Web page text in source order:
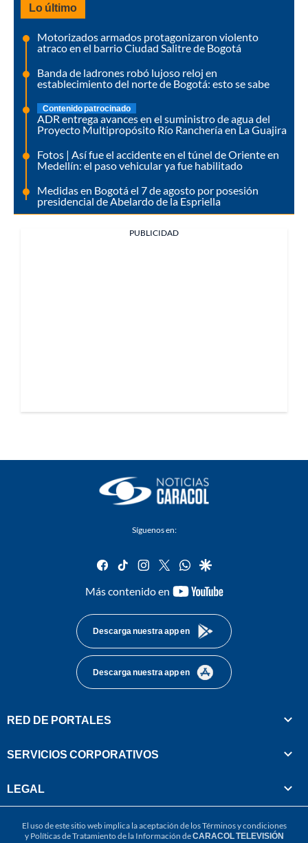
Lo último
Motorizados armados protagonizaron violento
atraco en el barrio Ciudad Salitre de Bogotá
Banda de ladrones robó lujoso reloj en
establecimiento del norte de Bogotá: esto se sabe
Contenido patrocinado
ADR entrega avances en el suministro de agua del
Proyecto Multipropósito Río Ranchería en La Guajira
Fotos | Así fue el accidente en el túnel de Oriente en
Medellín: el paso vehicular ya fue habilitado
Medidas en Bogotá el 7 de agosto por posesión
presidencial de Abelardo de la Espriella
PUBLICIDAD
Síguenos en:
facebook
tiktok instagram
twitterwhatsapp
google
Más contenido en
youtube-
Descarga nuestra app en
Descarga nuestra app en
RED DE PORTALES
SERVICIOS CORPORATIVOS
LEGAL
El uso de este sitio web implica la aceptación de losTérminos y condiciones
y Políticas de Tratamiento de la Información deCARACOL TELEVISIÓN